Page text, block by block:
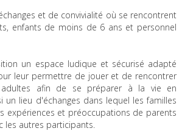
et de convivialité où se rencontrent
enfants de moins de 6 ans et personnel
un espace ludique et sécurisé adapté
leur permettre de jouer et de rencontrer
afin de se préparer à la vie en
un lieu d'échanges dans lequel les familles
expériences et préoccupations de parents
les autres participants.